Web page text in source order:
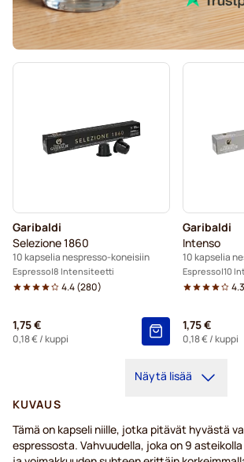
Garibaldi
Selezione 1860
10 kapselia nespresso-koneisiin
Espresso 8 Intensiteetti
4.4(280)
1,75 €
0,18 €/ kuppi
Garibaldi
Intenso
10 kapselia
Espresso 10
4.3
1,75 €
0,18 €/ kuppi
Näytä lisää
KUVAUS
Tämä on kapseli niille, jotka pitävät hyvästä
espressosta. Vahvuudella, joka on 9